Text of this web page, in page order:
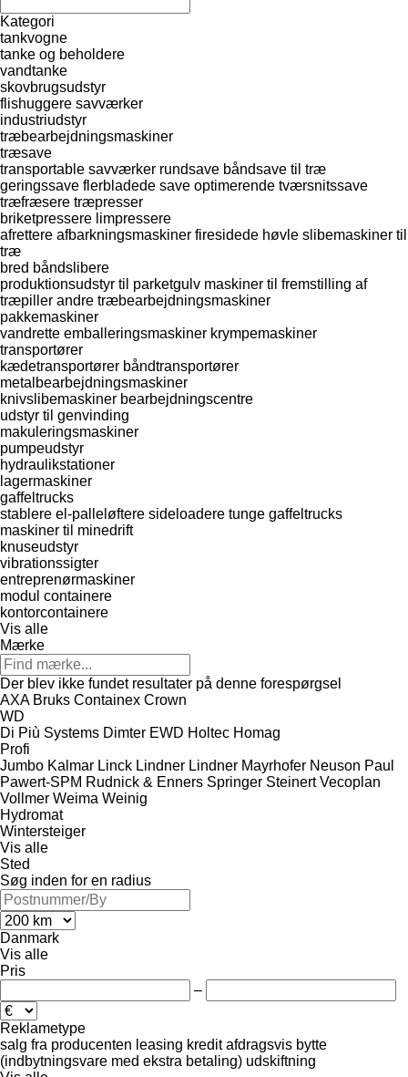
Kategori
tankvogne
tanke og beholdere
vandtanke
skovbrugsudstyr
flishuggere savværker
industriudstyr
træbearbejdningsmaskiner
træsave
transportable savværker rundsave båndsave til træ
geringssave flerbladede save optimerende tværsnitssave
træfræsere træpresser
briketpressere limpressere
afrettere afbarkningsmaskiner firesidede høvle slibemaskiner til
træ
bred båndslibere
produktionsudstyr til parketgulv maskiner til fremstilling af
træpiller andre træbearbejdningsmaskiner
pakkemaskiner
vandrette emballeringsmaskiner krympemaskiner
transportører
kædetransportører båndtransportører
metalbearbejdningsmaskiner
knivslibemaskiner bearbejdningscentre
udstyr til genvinding
makuleringsmaskiner
pumpeudstyr
hydraulikstationer
lagermaskiner
gaffeltrucks
stablere el-palleløftere sideloadere tunge gaffeltrucks
maskiner til minedrift
knuseudstyr
vibrationssigter
entreprenørmaskiner
modul containere
kontorcontainere
Vis alle
Mærke
Der blev ikke fundet resultater på denne forespørgsel
AXA Bruks Containex Crown
WD
Di Più Systems Dimter EWD Holtec Homag
Profi
Jumbo Kalmar Linck Lindner Lindner Mayrhofer Neuson Paul
Pawert-SPM Rudnick & Enners Springer Steinert Vecoplan
Vollmer Weima Weinig
Hydromat
Wintersteiger
Vis alle
Sted
Søg inden for en radius
Danmark
Vis alle
Pris
–
Reklametype
salg fra producenten leasing kredit afdragsvis bytte
(indbytningsvare med ekstra betaling) udskiftning